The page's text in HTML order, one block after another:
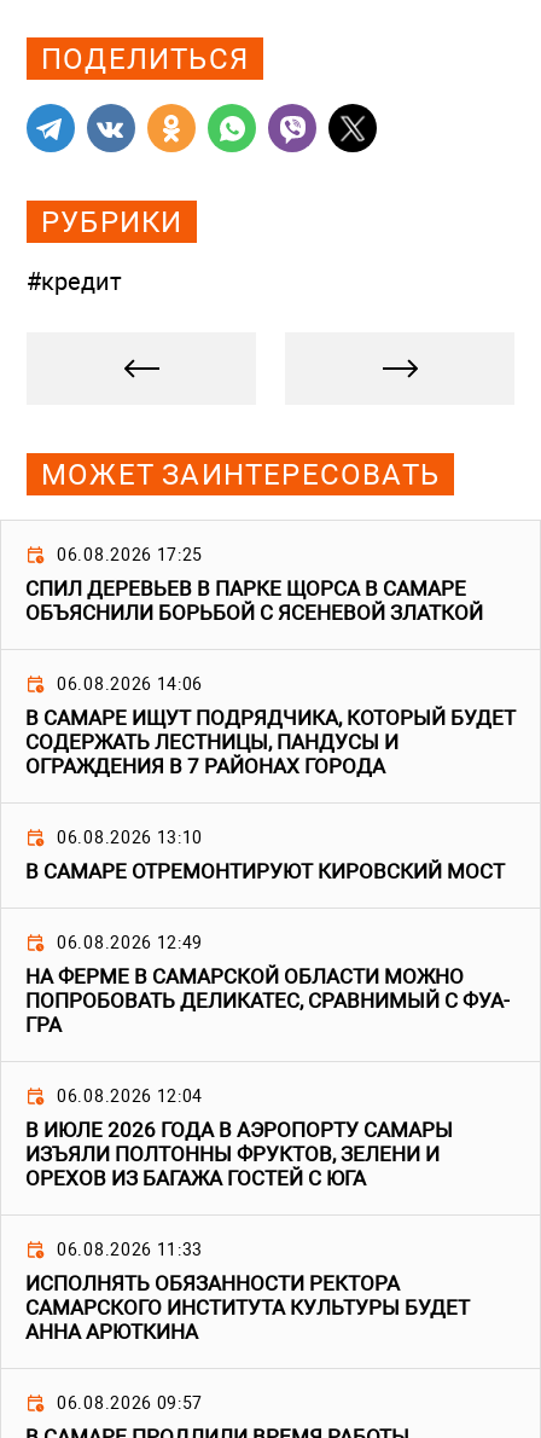
ПОДЕЛИТЬСЯ
РУБРИКИ
#кредит
МОЖЕТ ЗАИНТЕРЕСОВАТЬ
06.08.2026 17:25
СПИЛ ДЕРЕВЬЕВ В ПАРКЕ ЩОРСА В САМАРЕ
ОБЪЯСНИЛИ БОРЬБОЙ С ЯСЕНЕВОЙ ЗЛАТКОЙ
06.08.2026 14:06
В САМАРЕ ИЩУТ ПОДРЯДЧИКА, КОТОРЫЙ БУДЕТ
СОДЕРЖАТЬ ЛЕСТНИЦЫ, ПАНДУСЫ И
ОГРАЖДЕНИЯ В 7 РАЙОНАХ ГОРОДА
06.08.2026 13:10
В САМАРЕ ОТРЕМОНТИРУЮТ КИРОВСКИЙ МОСТ
06.08.2026 12:49
НА ФЕРМЕ В САМАРСКОЙ ОБЛАСТИ МОЖНО
ПОПРОБОВАТЬ ДЕЛИКАТЕС, СРАВНИМЫЙ С ФУА-
ГРА
06.08.2026 12:04
В ИЮЛЕ 2026 ГОДА В АЭРОПОРТУ САМАРЫ
ИЗЪЯЛИ ПОЛТОННЫ ФРУКТОВ, ЗЕЛЕНИ И
ОРЕХОВ ИЗ БАГАЖА ГОСТЕЙ С ЮГА
06.08.2026 11:33
ИСПОЛНЯТЬ ОБЯЗАННОСТИ РЕКТОРА
САМАРСКОГО ИНСТИТУТА КУЛЬТУРЫ БУДЕТ
АННА АРЮТКИНА
06.08.2026 09:57